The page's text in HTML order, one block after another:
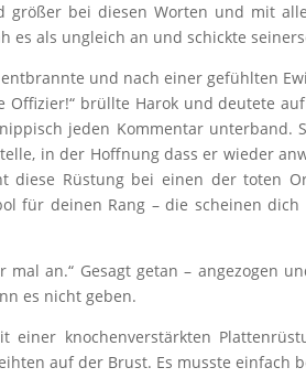
größer bei diesen Worten und mit
es als ungleich an und schickte
und nach einer gefühlten
Offizier!“ brüllte Harok und deutete
jeden Kommentar unterband.
in der Hoffnung dass er wieder
diese Rüstung bei einen der toten
für deinen Rang – die scheinen
an.“ Gesagt getan – angezogen
es nicht geben.
einer knochenverstärkten
auf der Brust. Es musste einfach